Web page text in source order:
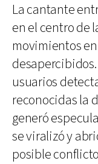
La cantante
en el centro de
movimientos
usuarios
reconocidas la
generó
se viralizó y
posible